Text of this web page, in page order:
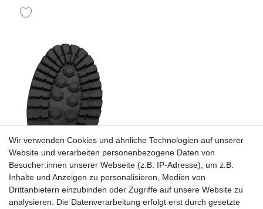
Wir verwenden Cookies und ähnliche Technologien auf unserer
Website und verarbeiten personenbezogene Daten von
Besucher:innen unserer Webseite (z.B. IP-Adresse), um z.B.
Inhalte und Anzeigen zu personalisieren, Medien von
Drittanbietern einzubinden oder Zugriffe auf unsere Website zu
analysieren. Die Datenverarbeitung erfolgt erst durch gesetzte